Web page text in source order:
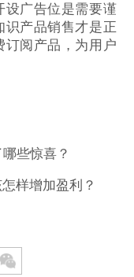
设广告位是需要谨
识产品销售才是正
订阅产品，为用户
些惊喜？
样增加盈利？